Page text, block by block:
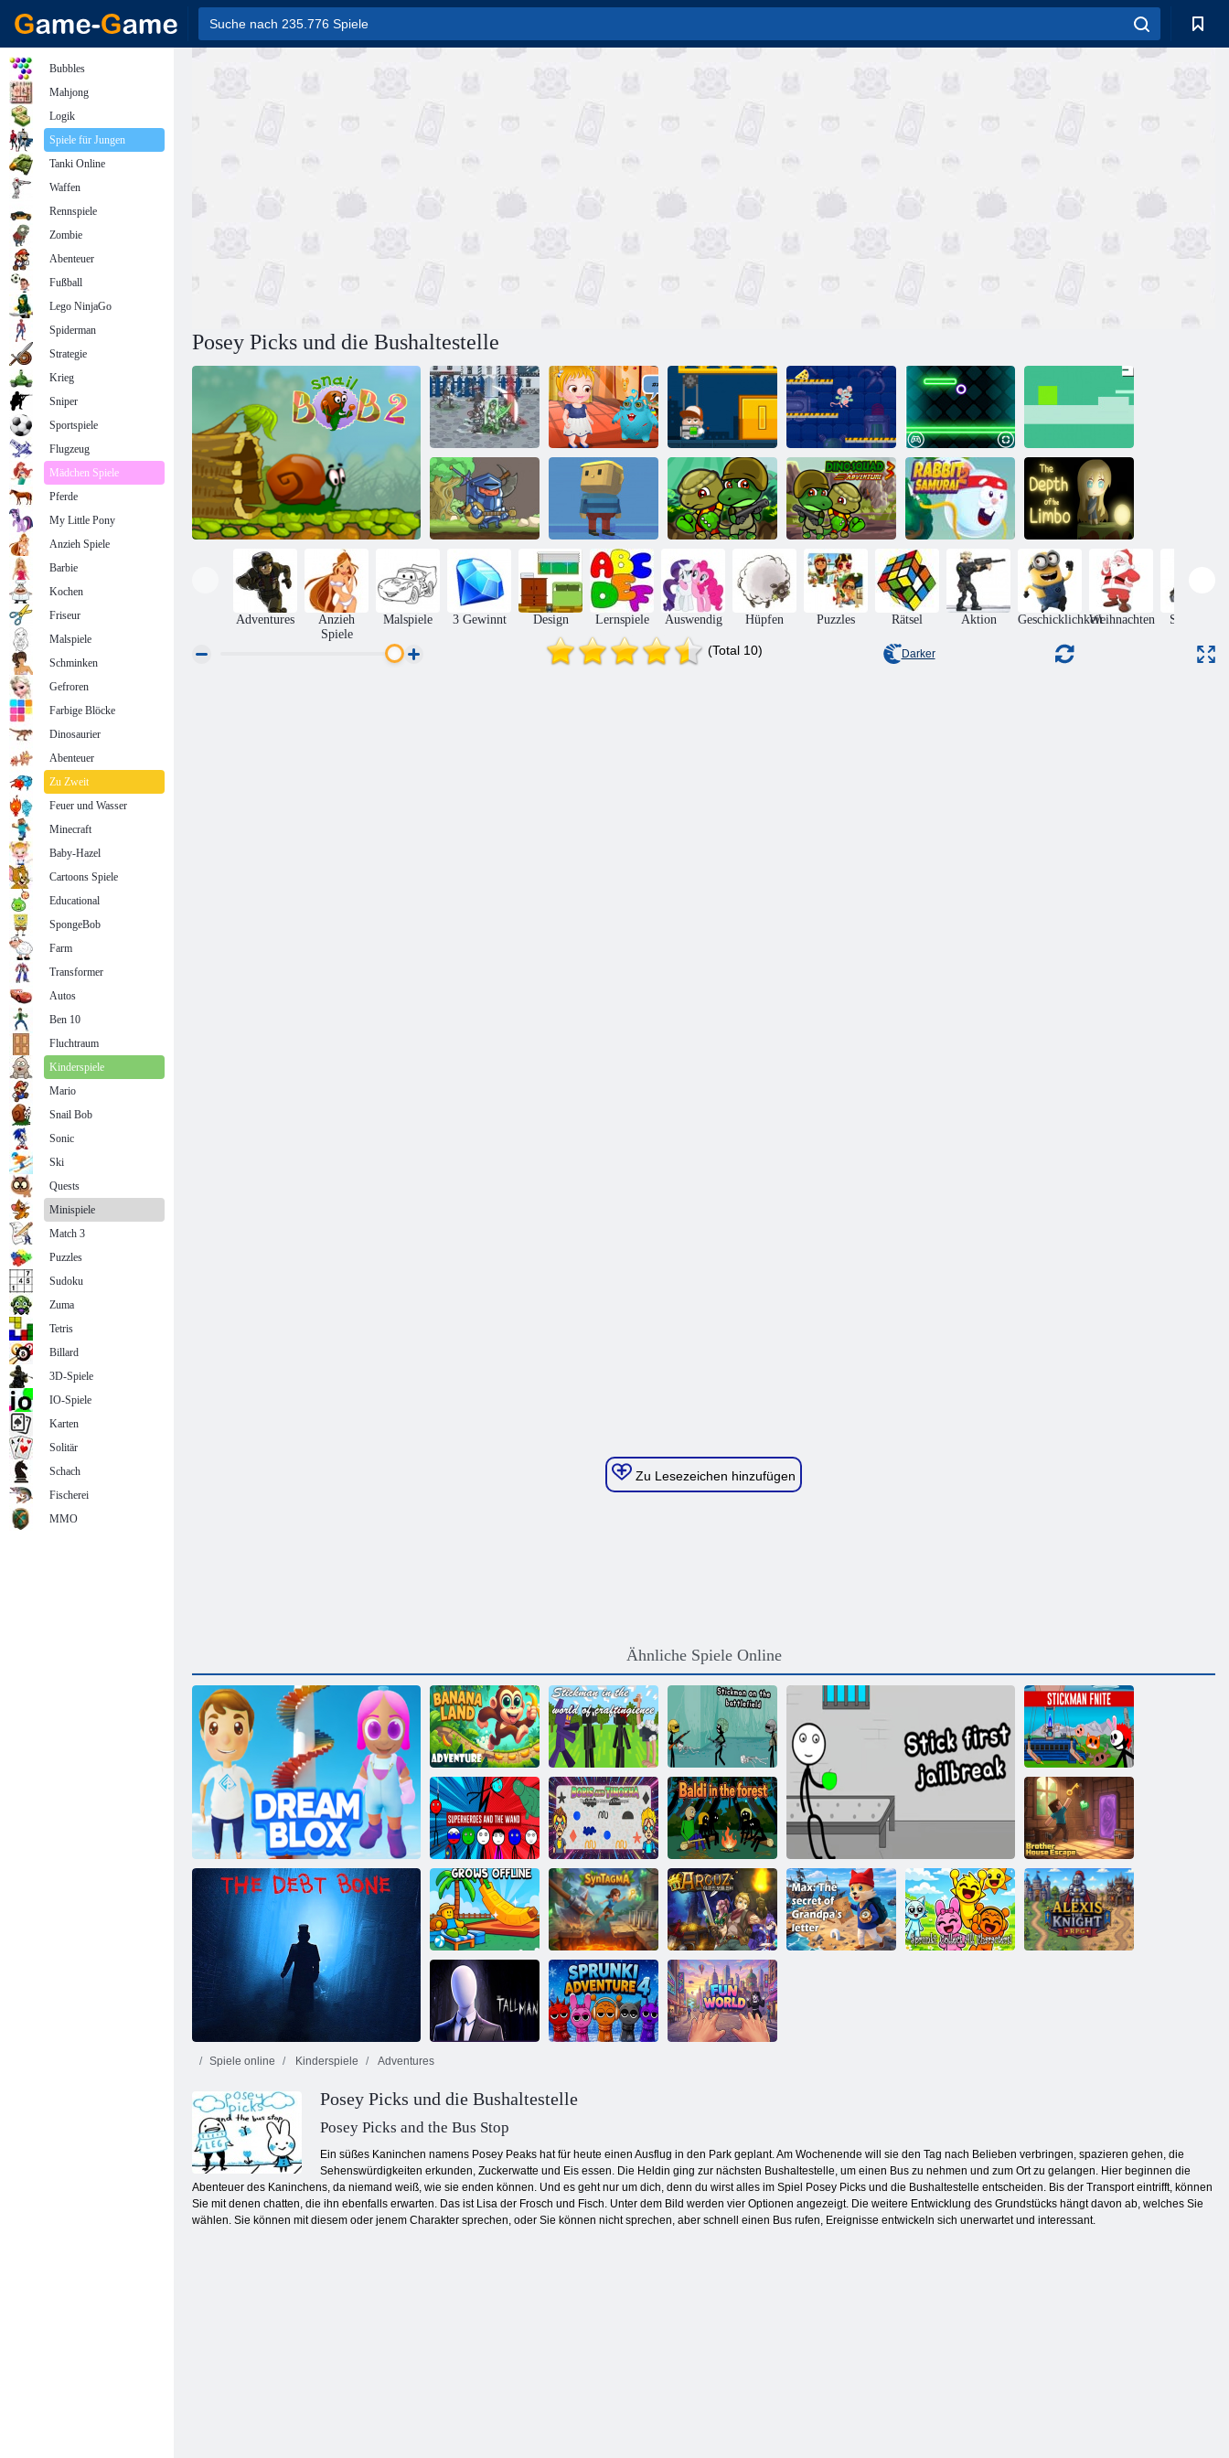
Posey Picks und die Bushaltestelle
Feudalismus 3
Baby- Hazel
Alien Freund
Boss Ebene
Shootout
Käselabor Geo-Sprung Schwerkrafthahn
Ritter In Der
Liebe
Kogama:
Skyland
Dino Squad
Adventure
Dino Squad
Adventure 3
Kaninchen
Samurai 2
Die Tiefe der
Schwebe
Adventures
Anzieh
Spiele
Malspiele 3 Gewinnt Design Lernspiele Auswendig Hüpfen Puzzles Rätsel Aktion GeschicklichkeitWeihnachten Sammel-
(Total 10) Darker
Zu Lesezeichen hinzufügen
Ähnliche Spiele Online
Traum Blox
Bananenland-
Abenteuer
Stickman in der
Welt des
Handwerks
Stickman auf
dem
Schlachtfeld
Stickman Fnite
Superhelden und
der Zauberstab
Boris und
Timocha
Der Schuldenknochen
Baldi im Wald
Flucht aus dem
Bruderhaus
Wächst offline Syntagma
Arcuz-
Schatzjäger
Der große Mann
Spiele online Kinderspiele Adventures
Posey Picks und die Bushaltestelle
Posey Picks and the Bus Stop
Ein süßes Kaninchen namens Posey Peaks hat für heute einen Ausflug in den Park geplant. Am Wochenende will sie den Tag nach Belieben verbringen, spazieren gehen, die
Sehenswürdigkeiten erkunden, Zuckerwatte und Eis essen. Die Heldin ging zur nächsten Bushaltestelle, um einen Bus zu nehmen und zum Ort zu gelangen. Hier beginnen die
Abenteuer des Kaninchens, da niemand weiß, wie sie enden können. Und es geht nur um dich, denn du wirst alles im Spiel Posey Picks und die Bushaltestelle entscheiden. Bis der Transport eintrifft, können
Sie mit denen chatten, die ihn ebenfalls erwarten. Das ist Lisa der Frosch und Fisch. Unter dem Bild werden vier Optionen angezeigt. Die weitere Entwicklung des Grundstücks hängt davon ab, welches Sie
wählen. Sie können mit diesem oder jenem Charakter sprechen, oder Sie können nicht sprechen, aber schnell einen Bus rufen, Ereignisse entwickeln sich unerwartet und interessant.
Bubbles
Mahjong
Logik
Spiele für Jungen
Tanki Online
Waffen
Rennspiele
Zombie
Abenteuer
Fußball
Lego NinjaGo
Spiderman
Strategie
Krieg
Sniper
Sportspiele
Flugzeug
Mädchen Spiele
Pferde
My Little Pony
Anzieh Spiele
Barbie
Kochen
Friseur
Malspiele
Schminken
Gefroren
Farbige Blöcke
Dinosaurier
Abenteuer
Zu Zweit
Feuer und Wasser
Minecraft
Baby-Hazel
Cartoons Spiele
Educational
SpongeBob
Farm
Transformer
Autos
Ben 10
Fluchtraum
Kinderspiele
Mario
Snail Bob
Sonic
Ski
Quests
Minispiele
Match 3
Puzzles
Sudoku
Zuma
Tetris
Billard
3D-Spiele
IO-Spiele
Karten
Solitär
Schach
Fischerei
MMO